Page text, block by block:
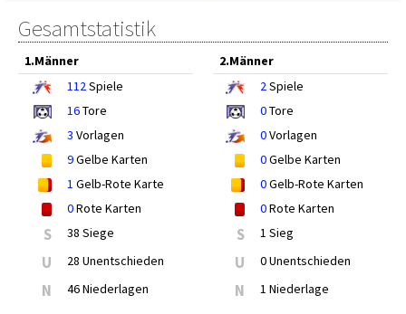
Gesamtstatistik
1.Männer
112Spiele
16Tore
3 Vorlagen
9Gelbe Karten
1 Gelb-Rote Karte
0Rote Karten
S 38 Siege
U 28 Unentschieden
N 46 Niederlagen
2.Männer
2Spiele
0Tore
0Vorlagen
0Gelbe Karten
0Gelb-Rote Karten
0Rote Karten
S 1 Sieg
U 0 Unentschieden
N 1 Niederlage